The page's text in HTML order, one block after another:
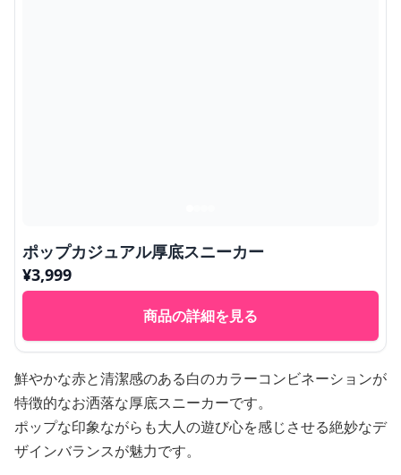
ポップカジュアル厚底スニーカー
¥3,999
商品の詳細を見る
鮮やかな赤と清潔感のある白のカラーコンビネーションが
特徴的なお洒落な厚底スニーカーです。
ポップな印象ながらも大人の遊び心を感じさせる絶妙なデ
ザインバランスが魅力です。